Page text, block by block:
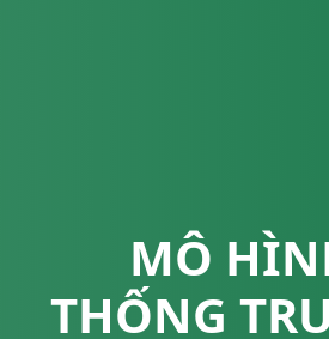
MÔ
THỐNG